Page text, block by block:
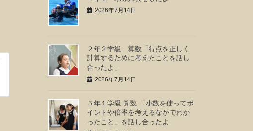
2026年7月14日
２年２学級 算数「得点を正しく
計算するために考えたことを話し
合ったよ」
2026年7月14日
５年１学級 算数 「小数を使ってポ
イントや倍率を考えるなかでわか
ったこと」を話し合ったよ